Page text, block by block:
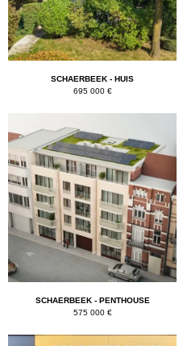
SCHAERBEEK - HUIS
695 000 €
SCHAERBEEK - PENTHOUSE
575 000 €